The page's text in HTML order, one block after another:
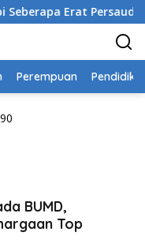
Persaudaraan Kita
Perempuan
BUMD,
Top